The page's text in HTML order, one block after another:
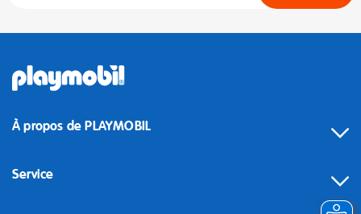
À propos de PLAYMOBIL
Service